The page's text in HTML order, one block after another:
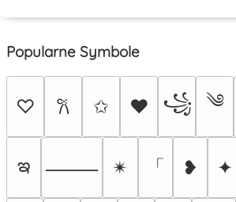
Popularne Symbole
♡ 𐙚 ✩ ♥ ꧁ ༄
ఇ ⸻ ✴︎ 「 ❥ ✦